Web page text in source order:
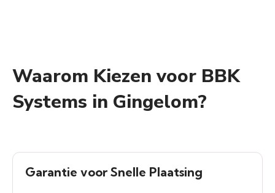
Waarom Kiezen voor BBK
Systems in Gingelom?
Garantie voor Snelle Plaatsing